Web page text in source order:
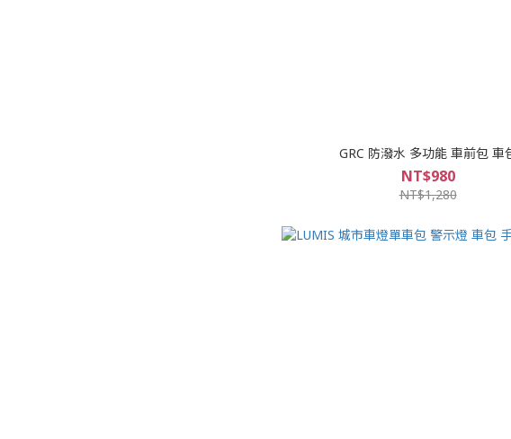
GRC 防潑水 多功能 車前包 車
NT$980
NT$1,280